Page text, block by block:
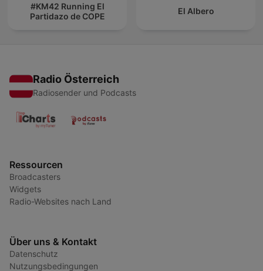
#KM42 Running El
Partidazo de COPE
El Albero
Radio Österreich
Radiosender und Podcasts
Ressourcen
Broadcasters
Widgets
Radio-Websites nach Land
Über uns & Kontakt
Datenschutz
Nutzungsbedingungen